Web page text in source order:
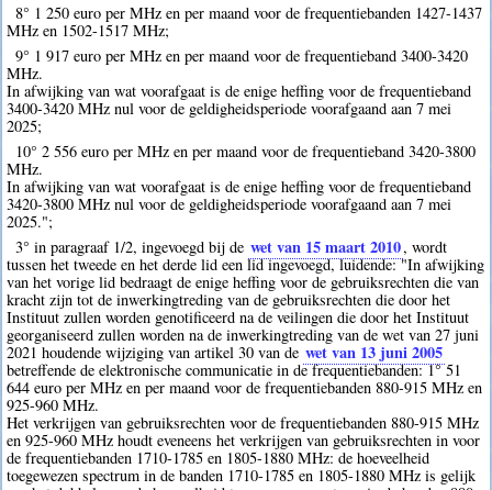
8° 1 250 euro per MHz en per maand voor de frequentiebanden 1427-1437
MHz en 1502-1517 MHz;
9° 1 917 euro per MHz en per maand voor de frequentieband 3400-3420
MHz.
In afwijking van wat voorafgaat is de enige heffing voor de frequentieband
3400-3420 MHz nul voor de geldigheidsperiode voorafgaand aan 7 mei
2025;
10° 2 556 euro per MHz en per maand voor de frequentieband 3420-3800
MHz.
In afwijking van wat voorafgaat is de enige heffing voor de frequentieband
3420-3800 MHz nul voor de geldigheidsperiode voorafgaand aan 7 mei
2025.";
3° in paragraaf 1/2, ingevoegd bij de wet van 15 maart 2010, wordt
tussen het tweede en het derde lid een lid ingevoegd, luidende: "In afwijking
van het vorige lid bedraagt de enige heffing voor de gebruiksrechten die van
kracht zijn tot de inwerkingtreding van de gebruiksrechten die door het
Instituut zullen worden genotificeerd na de veilingen die door het Instituut
georganiseerd zullen worden na de inwerkingtreding van de wet van 27 juni
2021 houdende wijziging van artikel 30 van de wet van 13 juni 2005
betreffende de elektronische communicatie in de frequentiebanden: 1° 51
644 euro per MHz en per maand voor de frequentiebanden 880-915 MHz en
925-960 MHz.
Het verkrijgen van gebruiksrechten voor de frequentiebanden 880-915 MHz
en 925-960 MHz houdt eveneens het verkrijgen van gebruiksrechten in voor
de frequentiebanden 1710-1785 en 1805-1880 MHz: de hoeveelheid
toegewezen spectrum in de banden 1710-1785 en 1805-1880 MHz is gelijk